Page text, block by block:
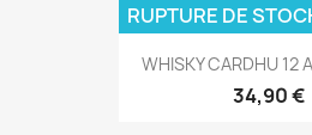
WHISKY CARDHU 12
34,90 €
RUPTURE DE